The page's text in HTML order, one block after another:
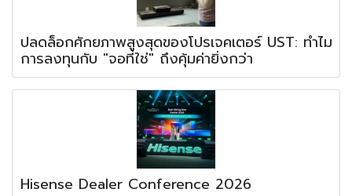
ปลดล็อกศักยภาพสูงสุดของโปรเจคเตอร์ UST: ทำไม
การลงทุนกับ "จอที่ใช่" ถึงคุ้มค่ายิ่งกว่า
Hisense Dealer Conference 2026